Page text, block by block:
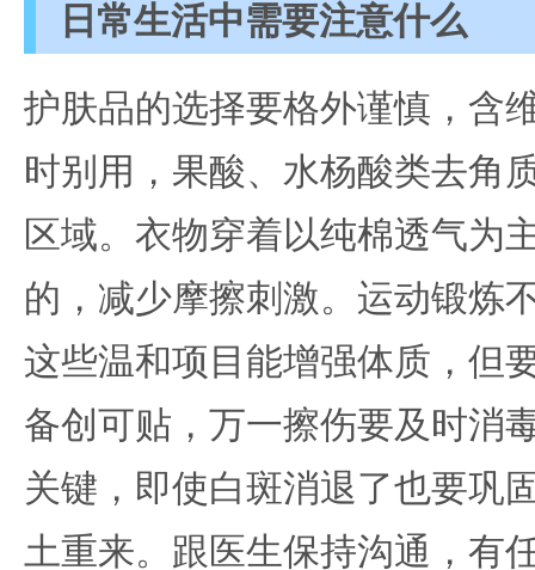
日常生活中需要注意什么
护肤品的选择要格外谨慎，含
时别用，果酸、水杨酸类去角
区域。衣物穿着以纯棉透气为
的，减少摩擦刺激。运动锻炼
这些温和项目能增强体质，但
备创可贴，万一擦伤要及时消
关键，即使白斑消退了也要巩
土重来。跟医生保持沟通，有